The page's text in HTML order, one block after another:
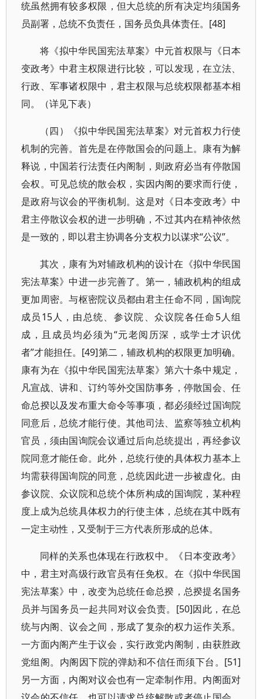
统虽然拥有较多权限，但大总统的所有决定均须国务
员副署，总统不负责任，国务员负具体责任。[48]
将《拟中华民国宪法草案》中元首权限与《日本
变政考》中君主权限进行比较，可以发现，在立法、
行政、军事诸权限中，君主权限与总统权限都基本相
同。（详见下表）
（四）《拟中华民国宪法草案》对元首权力行使
机制的完善。首先是在停散国会的问题上。康有为解
释说，中国若行法责任内阁制，则政府必当有停散国
会权。可见总统的散会权，实因内阁的要求而行使，
是政府与议会的平衡机制。这是对《日本变政考》中
君主停散议会权的进一步明确，不过其内在精神依然
是一致的，即以君主协调各分支权力以谋求“公议”。
其次，康有为对辅政机构的设计在《拟中华民国
宪法草案》中进一步完善了。第一，辅政机构的组成
更加周密。与枢密院议员都由君主任命不同，国询院
成员15人，由总统、参议院、众议院各任命5人组
成，且成员均必须为“元老阅历深，或学士才识优
者”才能担任。[49]第二，辅政机构的权限更加明确。
康有为在《拟中华民国宪法草案》第六十条中规定，
凡宣战、讲和、订约等外交国防事务，停散国会、任
命总揆以及发布重大命令等事项，都必须经过国询院
同意后，总统才能行使。其他司法、监察等独立机构
官员，须由国询院会议通过后向总统提出，再经参议
院同意才能任命。此外，总统行使的具体权力基本上
均需获得国询院的同意，总统因此进一步被虚化。由
参议院、众议院和总统个体所构成的国询院，某种程
度上成为总统具体权力的行使主体，总统在其中既有
一定主动性，又受制于三方代表所形成的总体。
同样的关系也体现在行政权中。《日本变政考》
中，君主对高级行政官员有任免权。在《拟中华民国
宪法草案》中，改变为总统任命总揆，总揆提名国务
员并与国务员一起共同对议会负责。[50]因此，在总
统与内阁、议会之间，形成了复杂的权力运作关系。
一方面内阁产生于议会，实行政党内阁制，由获胜政
党组阁。内阁因下院的弹劾和不信任而须下台。[51]
另一方面，内阁对议会也有一定牵制作用。内阁面对